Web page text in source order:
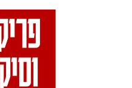
אבי טרמין
אבי פניני
אבי קושניר
אבי שושני
אבי שכוי
אבי אליאס
אבי גיבסון בר-אל
אביב רון